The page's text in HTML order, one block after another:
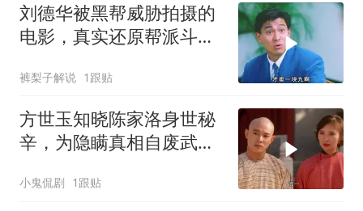
刘德华被黑帮威胁拍摄的
电影，真实还原帮派斗
裤梨子解说 1跟贴
方世玉知晓陈家洛身世秘
辛，为隐瞒真相自废武
小鬼侃剧 1跟贴